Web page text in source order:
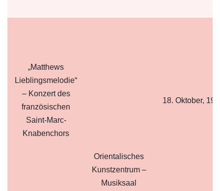
„Matthews
Lieblingsmelodie“
– Konzert des
französischen
Saint-Marc-
Knabenchors
Orientalisches
Kunstzentrum –
Musiksaal
18. Oktober,